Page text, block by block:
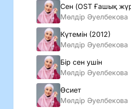
Мөлдiр Әуелбекова
Күтемiн (2012)
Мөлдiр Әуелбекова
Бiр сен ушiн
Мөлдiр Әуелбекова
Өсиет
Мөлдір Әуелбекова